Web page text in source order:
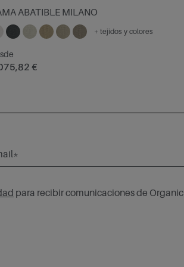
ABATIBLE MILANO
+ tejidos y colores
€
para recibir comunicaciones de Organic